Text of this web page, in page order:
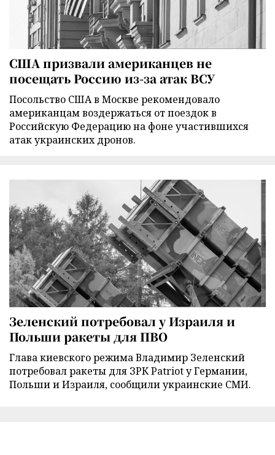
США призвали американцев не
посещать Россию из-за атак ВСУ
Посольство США в Москве рекомендовало
американцам воздержаться от поездок в
Российскую Федерацию на фоне участившихся
атак украинских дронов.
Зеленский потребовал у Израиля и
Польши ракеты для ПВО
Глава киевского режима Владимир Зеленский
потребовал ракеты для ЗРК Patriot у Германии,
Польши и Израиля, сообщили украинские СМИ.